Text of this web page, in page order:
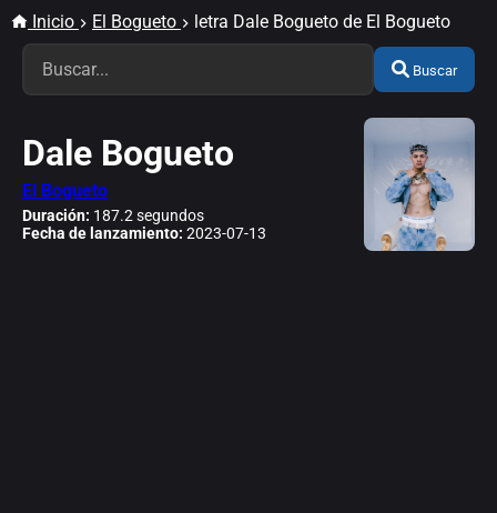
Inicio El Bogueto letra Dale Bogueto de El Bogueto
Buscar
Dale Bogueto
El Bogueto
Duración: 187.2 segundos
Fecha de lanzamiento: 2023-07-13